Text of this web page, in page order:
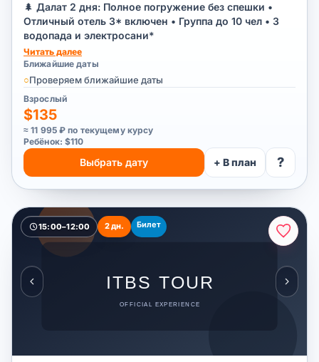
🌲 Далат 2 дня: Полное погружение без спешки •
Отличный отель 3* включен • Группа до 10 чел • 3
водопада и электросани*
Читать далее
Ближайшие даты
○Проверяем ближайшие даты
Взрослый
$135
≈ 11 995 ₽ по текущему курсу
Ребёнок: $110
Выбрать дату + В план ?
15:00–12:00 2 дн. Билет